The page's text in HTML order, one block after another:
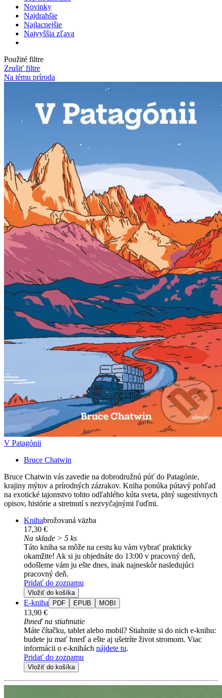
Novinky
Najdrahšie
Najlacnejšie
Najvyššia zľava
Použité filtre
Zrušiť filtre
Na tému príroda
V Patagónii
Bruce Chatwin
Bruce Chatwin vás zavedie na dobrodružnú púť do Patagónie,
krajiny mýtov a prírodných zázrakov. Kniha ponúka pútavý pohľad
na exotické tajomstvo tohto odľahlého kúta sveta, plný sugestívnych
opisov, histórie a stretnutí s nezvyčajnými ľuďmi.
Knihabrožovaná väzba
17,30 €
Na sklade > 5 ks
Táto kniha sa môže na cestu ku vám vybrať prakticky
okamžite! Ak si ju objednáte do 13:00 v pracovný deň,
odošleme vám ju ešte dnes, inak najneskôr nasledujúci
pracovný deň.
Pridať do zoznamu
Vložiť do košíka
E-kniha PDF EPUB MOBI
13,90 €
Ihneď na stiahnutie
Máte čítačku, tablet alebo mobil? Stiahnite si do nich e-knihu:
budete ju mať hneď a ešte aj ušetríte život stromom. Viac
informácii o e-knihách nájdete tu.
Pridať do zoznamu
Vložiť do košíka